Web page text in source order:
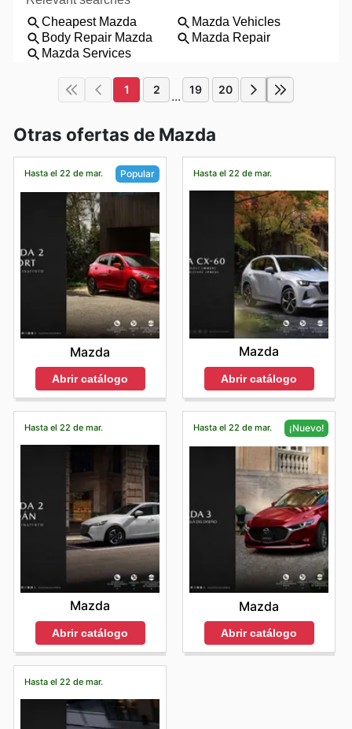
1 2 ... 19 20
Otras ofertas de Mazda
Hasta el 22 de mar. Popular
Mazda
Abrir catálogo
Hasta el 22 de mar.
Mazda
Abrir catálogo
Hasta el 22 de mar.
Mazda
Abrir catálogo
Hasta el 22 de mar. ¡Nuevo!
Mazda
Abrir catálogo
Hasta el 22 de mar.